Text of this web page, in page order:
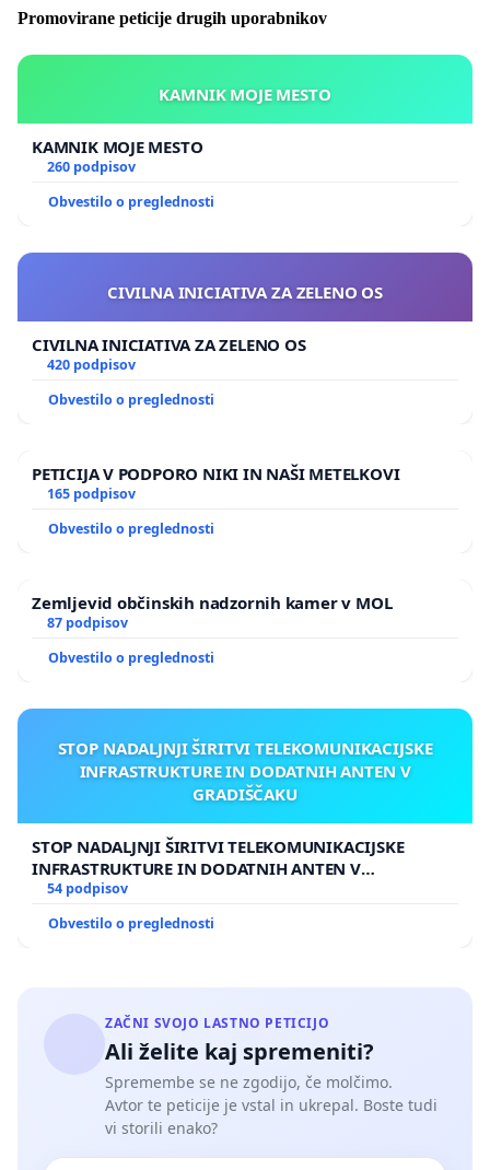
Promovirane peticije drugih uporabnikov
KAMNIK MOJE MESTO
KAMNIK MOJE MESTO
260 podpisov
Obvestilo o preglednosti
CIVILNA INICIATIVA ZA ZELENO OS
CIVILNA INICIATIVA ZA ZELENO OS
420 podpisov
Obvestilo o preglednosti
PETICIJA V PODPORO NIKI IN NAŠI METELKOVI
165 podpisov
Obvestilo o preglednosti
Zemljevid občinskih nadzornih kamer v MOL
87 podpisov
Obvestilo o preglednosti
STOP NADALJNJI ŠIRITVI TELEKOMUNIKACIJSKE
INFRASTRUKTURE IN DODATNIH ANTEN V
GRADIŠČAKU
STOP NADALJNJI ŠIRITVI TELEKOMUNIKACIJSKE
INFRASTRUKTURE IN DODATNIH ANTEN V
GRADIŠČAKU
54 podpisov
Obvestilo o preglednosti
ZAČNI SVOJO LASTNO PETICIJO
Ali želite kaj spremeniti?
Spremembe se ne zgodijo, če molčimo.
Avtor te peticije je vstal in ukrepal. Boste tudi
vi storili enako?